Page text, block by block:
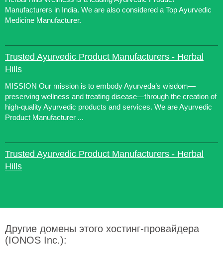
Manufacturers in India. We are also considered a Top Ayurvedic
Medicine Manufacturer.
Trusted Ayurvedic Product Manufacturers - Herbal
Hills
MISSION Our mission is to embody Ayurveda’s wisdom—
preserving wellness and treating disease—through the creation of
high-quality Ayurvedic products and services. We are Ayurvedic
Product Manufacturer ...
Trusted Ayurvedic Product Manufacturers - Herbal
Hills
Другие домены этого хостинг-провайдера
(IONOS Inc.):